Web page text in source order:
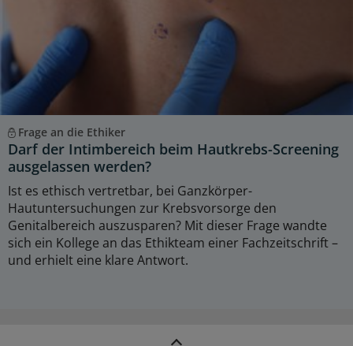
Frage an die Ethiker
Darf der Intimbereich beim Hautkrebs-Screening
ausgelassen werden?
Ist es ethisch vertretbar, bei Ganzkörper-
Hautuntersuchungen zur Krebsvorsorge den
Genitalbereich auszusparen? Mit dieser Frage wandte
sich ein Kollege an das Ethikteam einer Fachzeitschrift –
und erhielt eine klare Antwort.